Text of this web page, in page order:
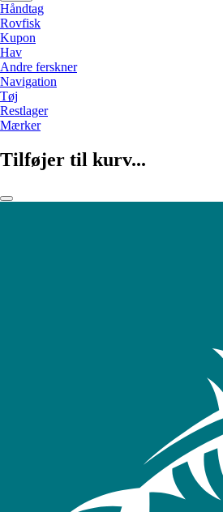
Håndtag
Rovfisk
Kupon
Hav
Andre ferskner
Navigation
Tøj
Restlager
Mærker
Tilføjer til kurv...